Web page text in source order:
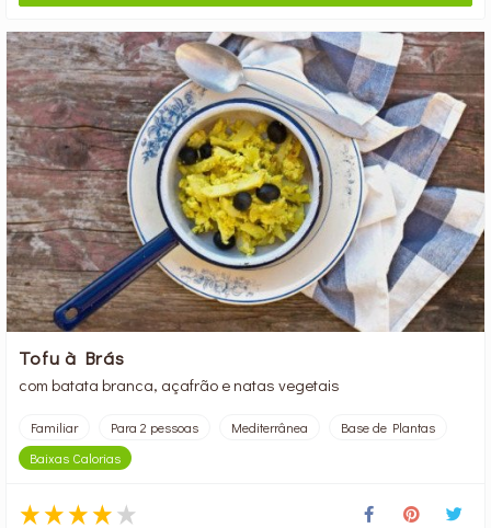
Tofu à Brás
com batata branca, açafrão e natas vegetais
Familiar Para 2 pessoas Mediterrânea
Base de Plantas
Baixas Calorias